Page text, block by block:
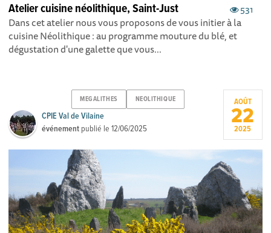
531
Atelier cuisine néolithique, Saint-Just
Dans cet atelier nous vous proposons de vous initier à la
cuisine Néolithique : au programme mouture du blé, et
dégustation d'une galette que vous...
MEGALITHES NEOLITHIQUE
CPIE Val de Vilaine
événement publié le12/06/2025
AOÛT
22
2025